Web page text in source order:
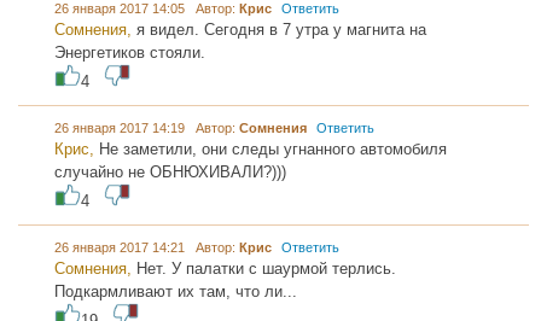
26 января 2017 14:05 Автор: Крис Ответить
Сомнения, я видел. Сегодня в 7 утра у магнита на
Энергетиков стояли.
4
26 января 2017 14:19 Автор: Сомнения Ответить
Крис, Не заметили, они следы угнанного автомобиля
случайно не ОБНЮХИВАЛИ?)))
4
26 января 2017 14:21 Автор: Крис Ответить
Сомнения, Нет. У палатки с шаурмой терлись.
Подкармливают их там, что ли...